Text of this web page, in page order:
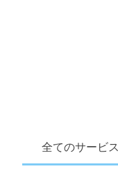
全てのサービス